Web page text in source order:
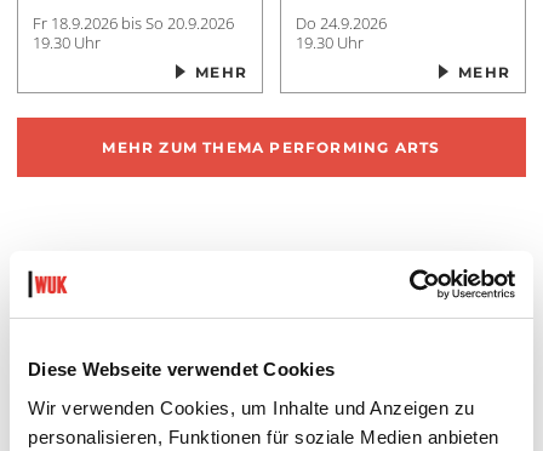
Diese Webseite verwendet Cookies
Wir verwenden Cookies, um Inhalte und Anzeigen zu
personalisieren, Funktionen für soziale Medien anbieten
Fr 18.9.2026 bis So 20.9.2026
19.30 Uhr
MEHR
Do 24.9.2026
19.30 Uhr
MEHR
MEHR ZUM THEMA PERFORMING ARTS
KUNST